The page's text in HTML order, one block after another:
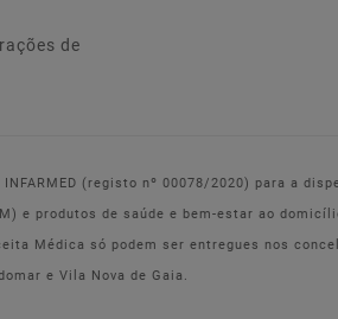
de
(registo nº 00078/2020) para a
e produtos de saúde e bem-estar ao
Médica só podem ser entregues nos
e Vila Nova de Gaia.